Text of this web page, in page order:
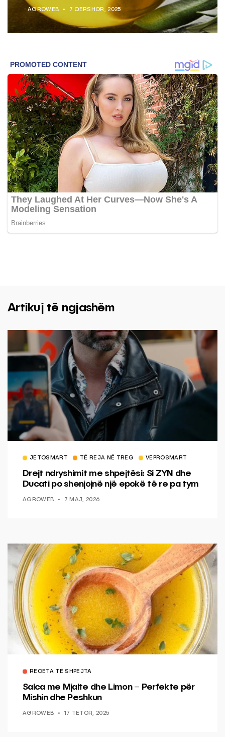
AGROWEB 7 QERSHOR, 2025
Artikuj të ngjashëm
JETOSMART TË REJA NË TREG VEPROSMART
Drejt ndryshimit me shpejtësi: Si ZYN dhe
Ducati po shenjojnë një epokë të re pa tym
AGROWEB 7 MAJ, 2026
RECETA TË SHPEJTA
Salca me Mjalte dhe Limon – Perfekte për
Mishin dhe Peshkun
AGROWEB 17 TETOR, 2025